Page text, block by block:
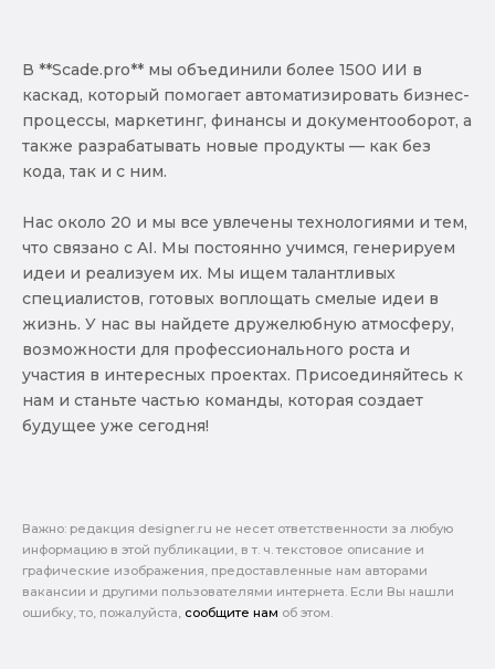
В **Scade.pro** мы объединили более 1500 ИИ в
каскад, который помогает автоматизировать бизнес-
процессы, маркетинг, финансы и документооборот, а
также разрабатывать новые продукты — как без
кода, так и с ним.
Нас около 20 и мы все увлечены технологиями и тем,
что связано с AI. Мы постоянно учимся, генерируем
идеи и реализуем их. Мы ищем талантливых
специалистов, готовых воплощать смелые идеи в
жизнь. У нас вы найдете дружелюбную атмосферу,
возможности для профессионального роста и
участия в интересных проектах. Присоединяйтесь к
нам и станьте частью команды, которая создает
будущее уже сегодня!
Важно: pедакция designer.ru не несет ответственности за любую
информацию в этой публикации, в т. ч. текстовое описание и
графические изображения, предоставленные нам авторами
вакансии и другими пользователями интернета. Если Вы нашли
ошибку, то, пожалуйста, сообщите нам об этом.